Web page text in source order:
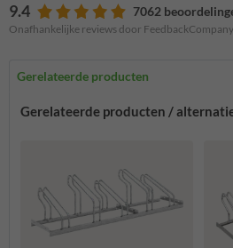
9.4 7062
Onafhankelijke reviews door FeedbackCompany
Gerelateerde producten
Gerelateerde producten /